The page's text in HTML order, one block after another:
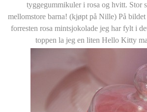
tyggegummikuler i rosa og hvitt. Stor
mellomstore barna! (kjøpt på Nille) På
forresten rosa mintsjokolade jeg har fylt i
toppen la jeg en liten Hello Kitty